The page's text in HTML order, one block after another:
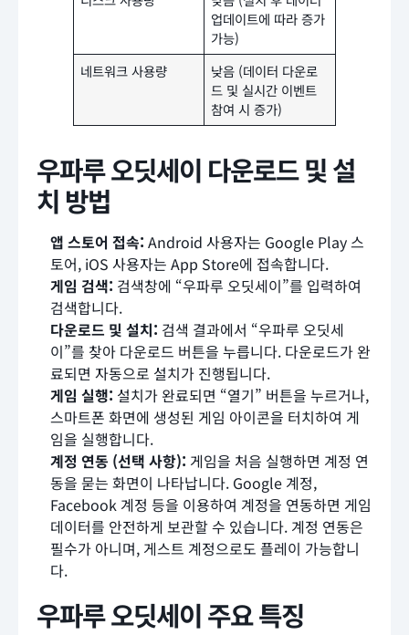
업데이트에 따라 증가
가능)
네트워크 사용량
낮음 (데이터 다운로
드 및 실시간 이벤트
참여 시 증가)
우파루 오딧세이 다운로드 및 설
치 방법
앱 스토어 접속: Android 사용자는 Google Play 스
토어, iOS 사용자는 App Store에 접속합니다.
게임 검색: 검색창에 “우파루 오딧세이”를 입력하여
검색합니다.
다운로드 및 설치: 검색 결과에서 “우파루 오딧세
이”를 찾아 다운로드 버튼을 누릅니다. 다운로드가 완
료되면 자동으로 설치가 진행됩니다.
게임 실행: 설치가 완료되면 “열기” 버튼을 누르거나,
스마트폰 화면에 생성된 게임 아이콘을 터치하여 게
임을 실행합니다.
계정 연동 (선택 사항): 게임을 처음 실행하면 계정 연
동을 묻는 화면이 나타납니다. Google 계정,
Facebook 계정 등을 이용하여 계정을 연동하면 게임
데이터를 안전하게 보관할 수 있습니다. 계정 연동은
필수가 아니며, 게스트 계정으로도 플레이 가능합니
다.
우파루 오딧세이 주요 특징